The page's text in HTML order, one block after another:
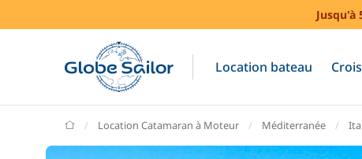
Jusqu'à
Location bateau
GlobeSailor
Location Catamaran à Moteur Méditerranée